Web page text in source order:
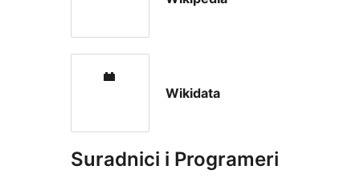
Wikidata
Suradnici i Programeri